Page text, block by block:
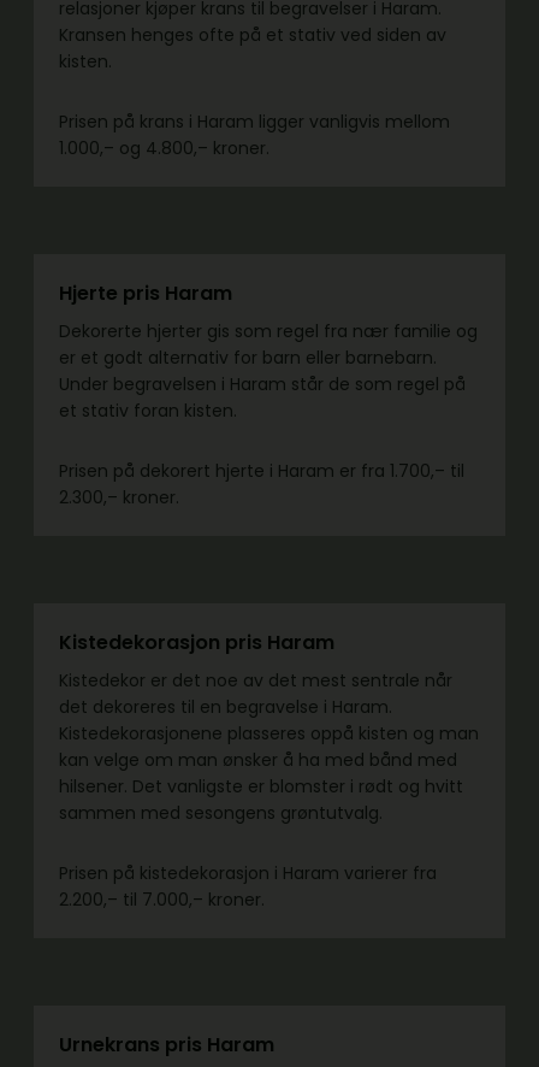
relasjoner kjøper krans til begravelser i Haram.
Kransen henges ofte på et stativ ved siden av
kisten.
Prisen på krans i Haram ligger vanligvis mellom
1.000,– og 4.800,– kroner.
Hjerte pris Haram
Dekorerte hjerter gis som regel fra nær familie og
er et godt alternativ for barn eller barnebarn.
Under begravelsen i Haram står de som regel på
et stativ foran kisten.
Prisen på dekorert hjerte i Haram er fra 1.700,– til
2.300,– kroner.
Kistedekorasjon pris Haram
Kistedekor er det noe av det mest sentrale når
det dekoreres til en begravelse i Haram.
Kistedekorasjonene plasseres oppå kisten og man
kan velge om man ønsker å ha med bånd med
hilsener. Det vanligste er blomster i rødt og hvitt
sammen med sesongens grøntutvalg.
Prisen på kistedekorasjon i Haram varierer fra
2.200,– til 7.000,– kroner.
Urnekrans pris Haram